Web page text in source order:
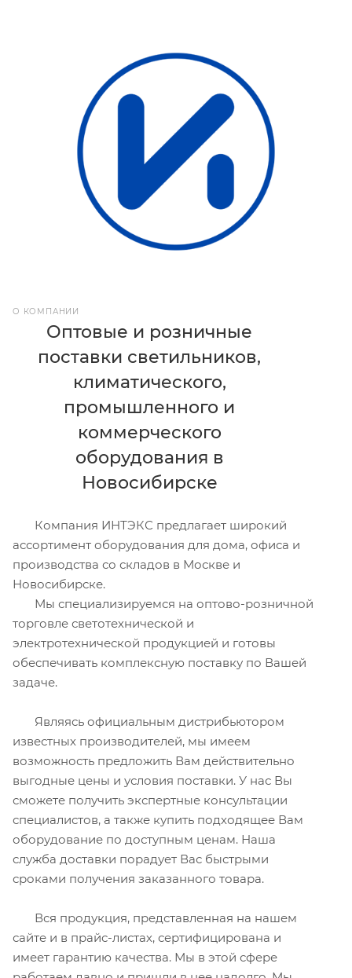
О КОМПАНИИ
Оптовые и розничные
поставки светильников,
климатического,
промышленного и
коммерческого
оборудования в
Новосибирске
Компания ИНТЭКС предлагает широкий
ассортимент оборудования для дома, офиса и
производства со складов в Москве и
Новосибирске.
Мы специализируемся на оптово-розничной
торговле светотехнической и
электротехнической продукцией и готовы
обеспечивать комплексную поставку по Вашей
задаче.
Являясь официальным дистрибьютором
известных производителей, мы имеем
возможность предложить Вам действительно
выгодные цены и условия поставки. У нас Вы
сможете получить экспертные консультации
специалистов, а также купить подходящее Вам
оборудование по доступным ценам. Наша
служба доставки порадует Вас быстрыми
сроками получения заказанного товара.
Вся продукция, представленная на нашем
сайте и в прайс-листах, сертифицирована и
имеет гарантию качества. Мы в этой сфере